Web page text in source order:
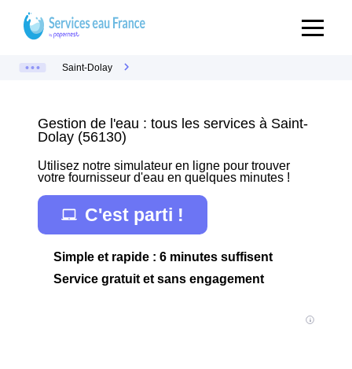
Saint-Dolay
Gestion de l'eau : tous les services à Saint-
Dolay (56130)
Utilisez notre simulateur en ligne pour trouver
votre fournisseur d'eau en quelques minutes !
C'est parti !
Simple et rapide : 6 minutes suffisent
Service gratuit et sans engagement